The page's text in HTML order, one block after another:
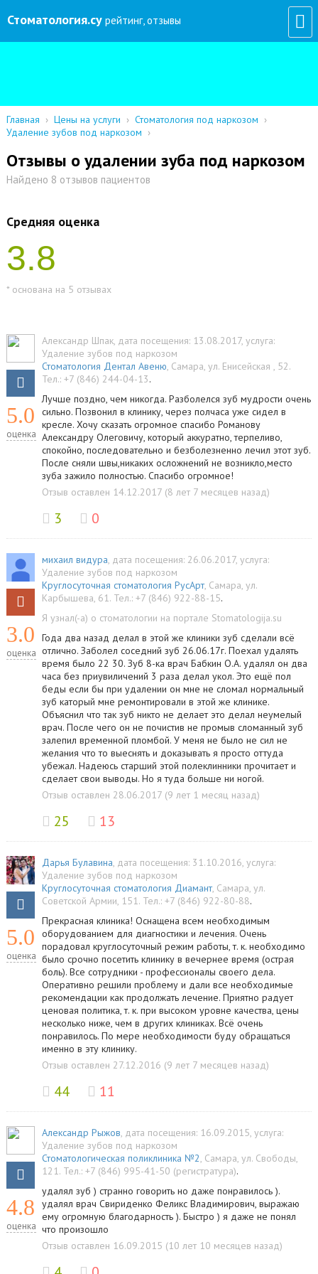
Стоматология.су рейтинг, отзывы
Главная › Цены на услуги › Стоматология под наркозом ›
Удаление зубов под наркозом ›
Отзывы о удалении зуба под наркозом
Найдено 8 отзывов пациентов
Средняя оценка
3.8
* основана на 5 отзывах
5.0
оценка
Александр Шпак, дата посещения: 13.08.2017, услуга:
Удаление зубов под наркозом
Стоматология Дентал Авеню, Самара, ул. Енисейская , 52.
Тел.: +7 (846) 244-04-13.
Лучше поздно, чем никогда. Разболелся зуб мудрости очень
сильно. Позвонил в клинику, через полчаса уже сидел в
кресле. Хочу сказать огромное спасибо Романову
Александру Олеговичу, который аккуратно, терпеливо,
спокойно, последовательно и безболезненно лечил этот зуб.
После сняли швы,никаких осложнений не возникло,место
зуба зажило полностью. Спасибо огромное!
Отзыв оставлен 14.12.2017 (8 лет 7 месяцев назад)
3 0
3.0
оценка
михаил видура, дата посещения: 26.06.2017, услуга:
Удаление зубов под наркозом
Круглосуточная стоматология РусАрт, Самара, ул.
Карбышева, 61. Тел.: +7 (846) 922-88-15.
Я узнал(-а) о стоматологии на портале Stomatologija.su
Года два назад делал в этой же клиники зуб сделали всё
отлично. Заболел соседний зуб 26.06.17г. Поехал удалять
время было 22 30. Зуб 8-ка врач Бабкин О.А. удалял он два
часа без приувиличений 3 раза делал укол. Это ещё пол
беды если бы при удалении он мне не сломал нормальный
зуб каторый мне ремонтировали в этой же клинике.
Объяснил что так зуб никто не делает это делал неумелый
врач. После чего он не почистив не промыв сломанный зуб
залепил временной пломбой. У меня не было не сил не
желания что то выеснять и доказывать я просто оттуда
убежал. Надеюсь старший этой полеклинники прочитает и
сделает свои выводы. Но я туда больше ни ногой.
Отзыв оставлен 28.06.2017 (9 лет 1 месяц назад)
25 13
5.0
оценка
Дарья Булавина, дата посещения: 31.10.2016, услуга:
Удаление зубов под наркозом
Круглосуточная стоматология Диамант, Самара, ул.
Советской Армии, 151. Тел.: +7 (846) 922-80-88.
Прекрасная клиника! Оснащена всем необходимым
оборудованием для диагностики и лечения. Очень
порадовал круглосуточный режим работы, т. к. необходимо
было срочно посетить клинику в вечернее время (острая
боль). Все сотрудники - профессионалы своего дела.
Оперативно решили проблему и дали все необходимые
рекомендации как продолжать лечение. Приятно радует
ценовая политика, т. к. при высоком уровне качества, цены
несколько ниже, чем в других клиниках. Всё очень
понравилось. По мере необходимости буду обращаться
именно в эту клинику.
Отзыв оставлен 27.12.2016 (9 лет 7 месяцев назад)
44 11
4.8
оценка
Александр Рыжов, дата посещения: 16.09.2015, услуга:
Удаление зубов под наркозом
Стоматологическая поликлиника №2, Самара, ул. Свободы,
121. Тел.: +7 (846) 995-41-50 (регистратура).
удалял зуб ) странно говорить но даже понравилось ).
удалял врач Свириденко Феликс Владимирович, выражаю
ему огромную благодарность ). Быстро ) я даже не понял
что произошло
Отзыв оставлен 16.09.2015 (10 лет 10 месяцев назад)